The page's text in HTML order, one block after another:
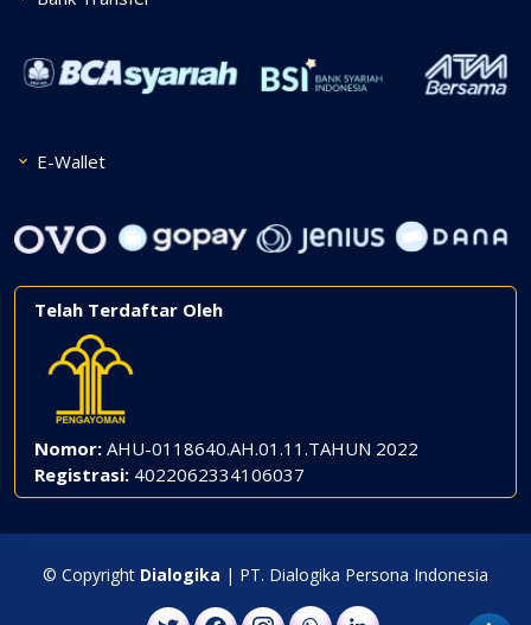
E-Wallet
Telah Terdaftar Oleh
Nomor: AHU-0118640.AH.01.11.TAHUN 2022
Registrasi: 4022062334106037
© Copyright Dialogika | PT. Dialogika Persona Indonesia